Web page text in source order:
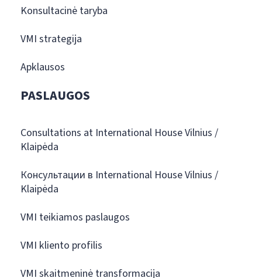
Konsultacinė taryba
VMI strategija
Apklausos
PASLAUGOS
Consultations at International House Vilnius /
Klaipėda
Консультации в International House Vilnius /
Klaipėda
VMI teikiamos paslaugos
VMI kliento profilis
VMI skaitmeninė transformacija